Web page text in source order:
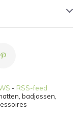
- RSS-feed
badjassen,